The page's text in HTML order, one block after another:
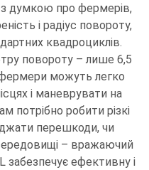
з думкою про фермерів,
і радіус повороту,
квадроциклів.
повороту – лише 6,5
можуть легко
і маневрувати на
потрібно робити різкі
перешкоди, чи
– вражаючий
забезпечує ефективну і